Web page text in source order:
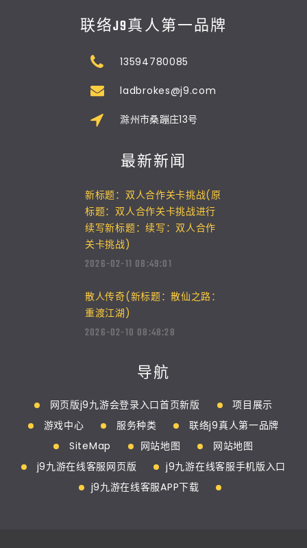
联络J9真人第一品牌
13594780085
ladbrokes@j9.com
滁州市桑蹦庄13号
最新新闻
新标题：双人合作关卡挑战(原
标题：双人合作关卡挑战进行
续写新标题：续写：双人合作
关卡挑战)
2026-02-11 08:49:01
散人传奇(新标题：散仙之路：
重渡江湖)
2026-02-10 08:48:28
导航
网页版j9九游会登录入口首页新版
项目展示
游戏中心
服务种类
联络j9真人第一品牌
SiteMap
网站地图
网站地图
j9九游在线客服网页版
j9九游在线客服手机版入口
j9九游在线客服APP下载